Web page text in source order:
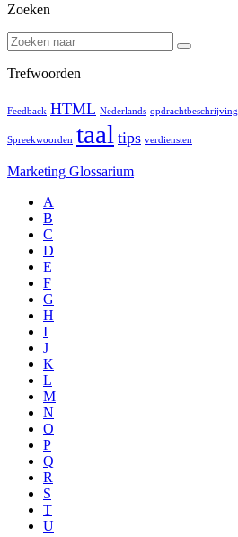
Zoeken
Trefwoorden
Feedback HTML Nederlands opdrachtbeschrijving
Spreekwoorden taal tips verdiensten
Marketing Glossarium
A
B
C
D
E
F
G
H
I
J
K
L
M
N
O
P
Q
R
S
T
U